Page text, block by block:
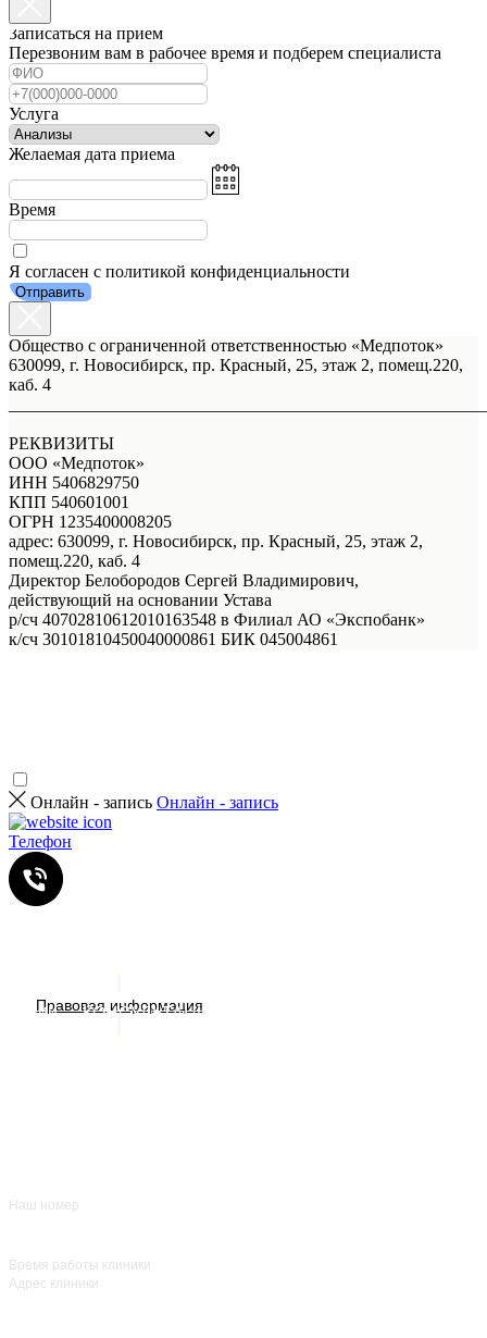
Правовая информация
Акции
Наш номер
Время работы клиники
Адрес клиники
Записаться на прием
Перезвоним вам в рабочее время и подберем специалиста
Услуга
Желаемая дата приема
Время
Я согласен с политикой конфиденциальности
Отправить
Общество с ограниченной ответственностью «Медпоток»
630099, г. Новосибирск, пр. Красный, 25, этаж 2, помещ.220,
каб. 4
РЕКВИЗИТЫ
ООО «Медпоток»
ИНН 5406829750
КПП 540601001
ОГРН 1235400008205
адрес: 630099, г. Новосибирск, пр. Красный, 25, этаж 2,
помещ.220, каб. 4
Директор Белобородов Сергей Владимирович,
действующий на основании Устава
р/сч 40702810612010163548 в Филиал АО «Экспобанк»
к/сч 30101810450040000861 БИК 045004861
ИМЕЮТСЯ ПРОТИВОПОКАЗАНИЯ. НЕОБХОДИМА
КОНСУЛЬТАЦИЯ СПЕЦИАЛИСТА
Онлайн - запись Онлайн - запись
Телефон